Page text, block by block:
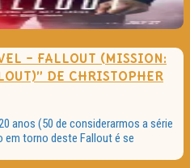
– FALLOUT (MISSION:
DE CHRISTOPHER
anos (50 de considerarmos a série
em torno deste Fallout é se